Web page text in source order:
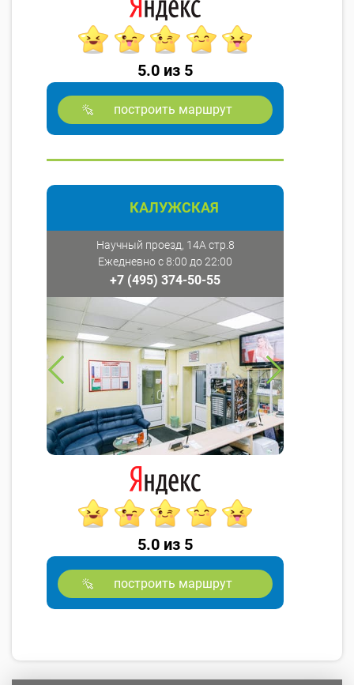
5.0 из 5
построить маршрут
КАЛУЖСКАЯ
Научный проезд, 14А стр.8
Ежедневно с 8:00 до 22:00
+7 (495) 374-50-55
5.0 из 5
построить маршрут